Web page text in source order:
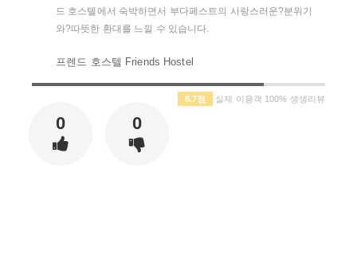
드 호스텔에서 숙박하면서 부다페스트의 사랑스러운?분위기
와?따뜻한 환대를 느낄 수 있습니다.
프렌드 호스텔 Friends Hostel
8.7점 실제 이용객 100% 생생리뷰
0 0